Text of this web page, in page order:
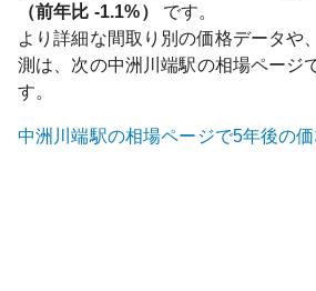
（前年比 -1.1%）
です。
より詳細な間取り別の価格データや
測は、次の中洲川端駅の相場ページ
す。
中洲川端駅の相場ページで5年後の